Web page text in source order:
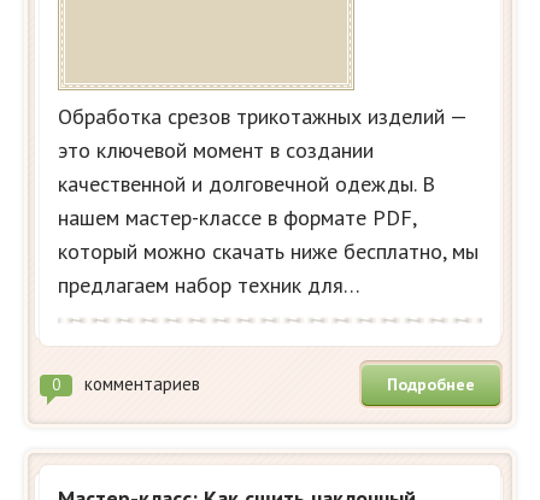
Обработка срезов трикотажных изделий —
это ключевой момент в создании
качественной и долговечной одежды. В
нашем мастер-классе в формате PDF,
который можно скачать ниже бесплатно, мы
предлагаем набор техник для…
0 комментариев Подробнее